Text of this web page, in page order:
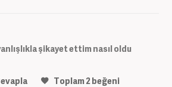
şikayet ettim nasıl oldu
Toplam2beğeni